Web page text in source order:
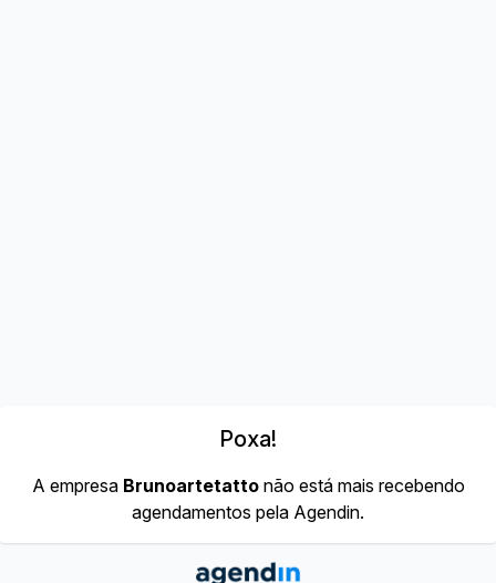
Poxa!
A empresa Brunoartetattonão está mais recebendo
agendamentos pela Agendin.